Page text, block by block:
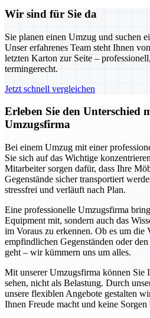
Wir sind für Sie da
Sie planen einen Umzug und suchen
Unser erfahrenes Team steht Ihnen
letzten Karton zur Seite –
termingerecht.
Jetzt schnell vergleichen
Erleben Sie den Unterschied
Umzugsfirma
Bei einem Umzug mit einer
Sie sich auf das Wichtige
Mitarbeiter sorgen dafür, dass Ihre
Gegenstände sicher transportiert
stressfrei und verläuft nach Plan.
Eine professionelle Umzugsfirma
Equipment mit, sondern auch das
im Voraus zu erkennen. Ob es um die
empfindlichen Gegenständen oder
geht – wir kümmern uns um alles.
Mit unserer Umzugsfirma können Sie
sehen, nicht als Belastung. Durch
unsere flexiblen Angebote gestalten
Ihnen Freude macht und keine Sorgen